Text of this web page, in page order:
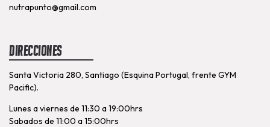
nutrapunto@gmail.com
Direcciones
Santa Victoria 280, Santiago (Esquina Portugal, frente GYM
Pacific).
Lunes a viernes de 11:30 a 19:00hrs
Sabados de 11:00 a 15:00hrs